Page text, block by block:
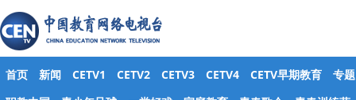
首页 新闻 CETV1 CETV2 CETV3 CETV4 CETV早期教育
专题